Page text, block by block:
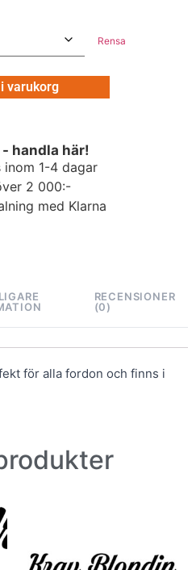
Rensa
varukorg
handla här!
inom 1-4 dagar
2 000:-
med Klarna
RECENSIONER
(0)
för alla fordon och finns i